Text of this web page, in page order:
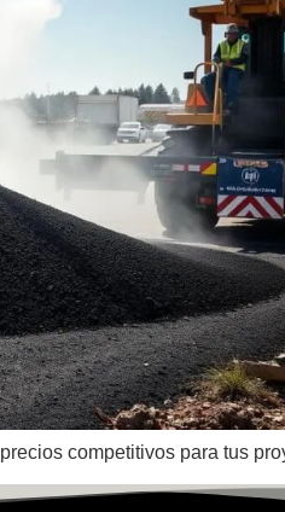
competitivos para tus